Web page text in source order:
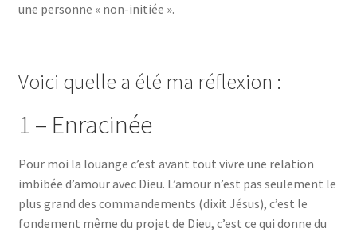
une personne « non-initiée ».
Voici quelle a été ma réflexion :
1 – Enracinée
Pour moi la louange c’est avant tout vivre une relation
imbibée d’amour avec Dieu. L’amour n’est pas seulement le
plus grand des commandements (dixit Jésus), c’est le
fondement même du projet de Dieu, c’est ce qui donne du